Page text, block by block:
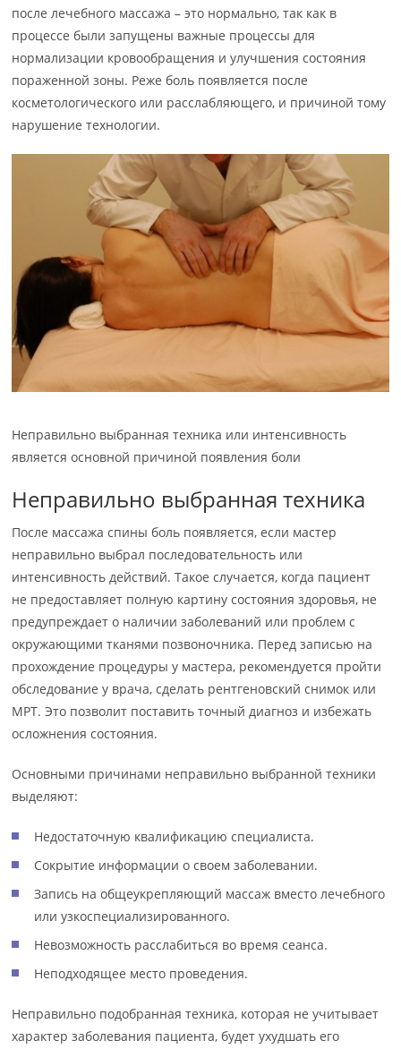
после лечебного массажа – это нормально, так как в
процессе были запущены важные процессы для
нормализации кровообращения и улучшения состояния
пораженной зоны. Реже боль появляется после
косметологического или расслабляющего, и причиной тому
нарушение технологии.
Неправильно выбранная техника или интенсивность
является основной причиной появления боли
Неправильно выбранная техника
После массажа спины боль появляется, если мастер
неправильно выбрал последовательность или
интенсивность действий. Такое случается, когда пациент
не предоставляет полную картину состояния здоровья, не
предупреждает о наличии заболеваний или проблем с
окружающими тканями позвоночника. Перед записью на
прохождение процедуры у мастера, рекомендуется пройти
обследование у врача, сделать рентгеновский снимок или
МРТ. Это позволит поставить точный диагноз и избежать
осложнения состояния.
Основными причинами неправильно выбранной техники
выделяют:
Недостаточную квалификацию специалиста.
Сокрытие информации о своем заболевании.
Запись на общеукрепляющий массаж вместо лечебного
или узкоспециализированного.
Невозможность расслабиться во время сеанса.
Неподходящее место проведения.
Неправильно подобранная техника, которая не учитывает
характер заболевания пациента, будет ухудшать его